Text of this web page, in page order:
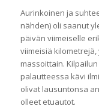
Aurinkoinen ja
nähden) oli saanut
päivän viimeiselle
viimeisiä
massoittain.
palautteessa kävi
olivat lausuntonsa
olleet etuautot.